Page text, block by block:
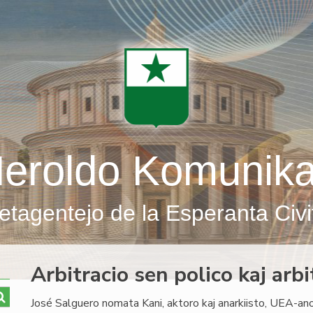
de la Esperanta
Arbitracio sen polico kaj
José Salguero nomata Kani, aktoro kaj anarkiisto, UEA-